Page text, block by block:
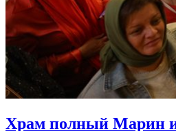
Храм полный Марин